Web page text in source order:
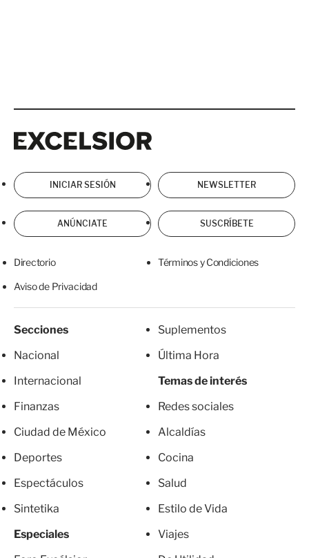
INICIAR SESIÓN NEWSLETTER
ANÚNCIATE SUSCRÍBETE
Directorio Términos y Condiciones
Aviso de Privacidad
Secciones
Nacional
Internacional
Finanzas
Ciudad de México
Deportes
Espectáculos
Sintetika
Especiales
Suplementos
Última Hora
Temas de interés
Redes sociales
Alcaldías
Cocina
Salud
Estilo de Vida
Viajes